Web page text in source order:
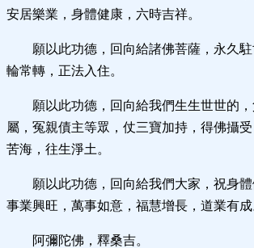
安居樂業，身體健康，六時吉祥。
願以此功德，回向給諸佛菩薩，永久
輪常轉，正法入住。
願以此功德，回向給我們生生世世的
屬，冤親債主等眾，仗三寶加持，得佛攝
苦海，往生淨土。
願以此功德，回向給我們大家，祝身體
事業興旺，萬事如意，福慧增長，道業有成
阿彌陀佛，釋桑吉。